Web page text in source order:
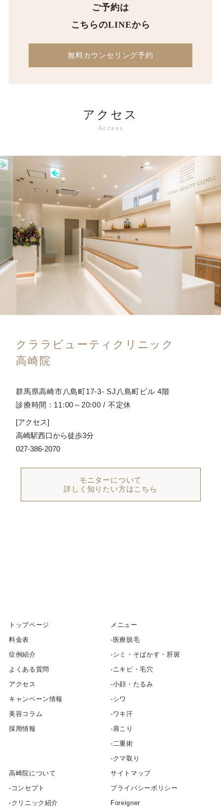
ご予約は
こちらのLINEから
無料カウンセリング予約
アクセス
Access
クララビューティクリニック
高崎院
群馬県高崎市八島町17-3- SJ八島町ビル 4階
診療時間 : 11:00～20:00 / 不定休
[アクセス]
高崎駅西口から徒歩3分
027-386-2070
モニターについて
詳しく知りたい方はこちら
トップページ
料金表
症例紹介
よくある質問
アクセス
キャンペーン情報
美容コラム
採用情報
高崎院について
コンセプト
クリニック紹介
メニュー
医療脱毛
シミ・そばかす・肝斑
ニキビ・毛穴
小顔・たるみ
シワ
ワキ汗
肩こり
二重術
クマ取り
サイトマップ
プライバシーポリシー
Foreigner